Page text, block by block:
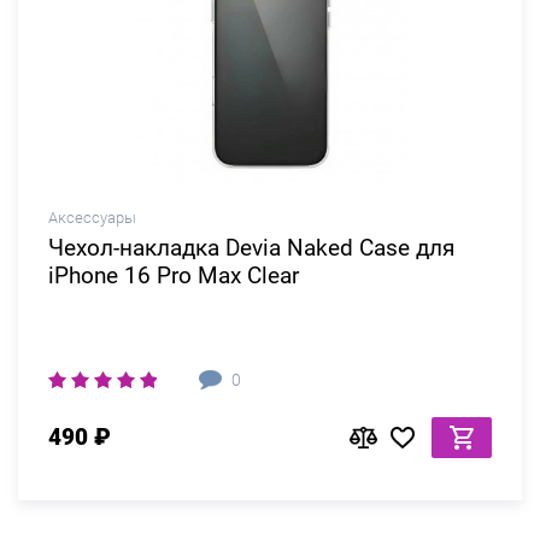
Аксессуары
Чехол-накладка Devia Naked Case для
iPhone 16 Pro Max Clear
0
490 ₽